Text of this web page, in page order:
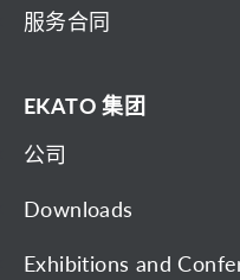
服务合同
EKATO 集团
公司
Downloads
Exhibitions and